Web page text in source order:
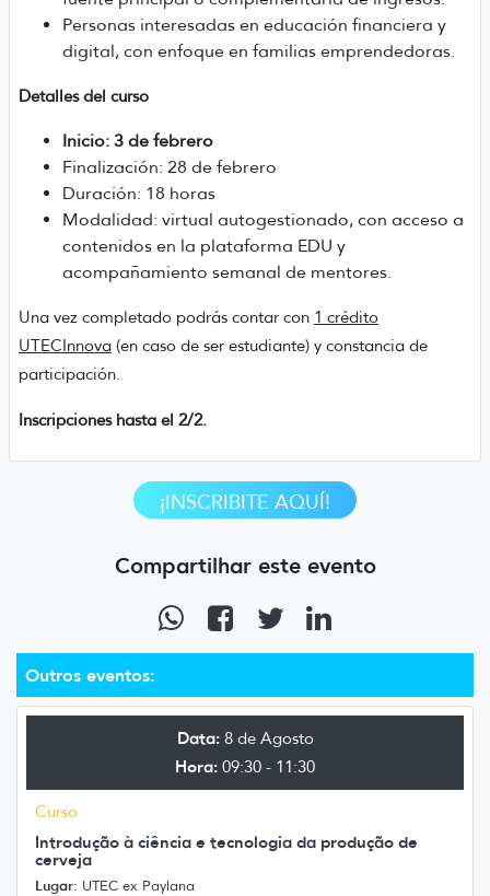
Outros eventos:
Data:8 de Agosto
Hora: 09:30 - 11:30
Curso
Introdução à ciência e tecnologia da produção de
cerveja
Lugar: UTEC ex Paylana
Personas interesadas en educación financiera y
digital, con enfoque en familias emprendedoras.
Detalles del curso
Inicio: 3 de febrero
Finalización: 28 de febrero
Duración: 18 horas
Modalidad: virtual autogestionado, con acceso a
contenidos en la plataforma EDU y
acompañamiento semanal de mentores.
Una vez completado podrás contar con 1 crédito
UTECInnova (en caso de ser estudiante) y constancia de
participación.
Inscripciones hasta el 2/2.
¡INSCRIBITE AQUÍ!
Compartilhar este evento